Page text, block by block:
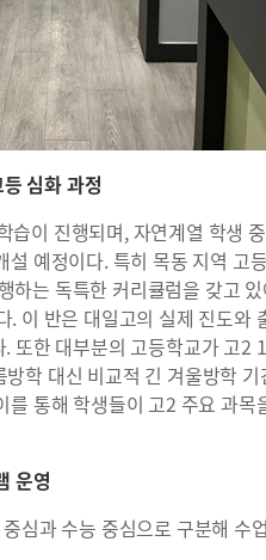
심화 과정
이 진행되며, 자연계열 학생
예정이다. 특히 목동 지역 고
는 독특한 커리큘럼을 갖고 있
이 반은 대일고의 실제 진도와
또한 대부분의 고등학교가 고2
학 대신 비교적 긴 겨울방학
통해 학생들이 고2 주요 과목
운영
심과 수능 중심으로 구분해 수